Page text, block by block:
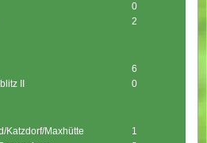
0
2
6
II
0
Katzdorf/Maxhütte
1